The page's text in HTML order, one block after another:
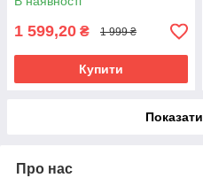
1 599,20 ₴ 1 999 ₴
Купити
Про нас